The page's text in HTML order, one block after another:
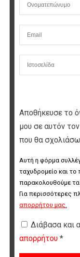
Αποθήκευσε το
μου σε αυτόν
που θα
Αυτή η φόρμα
ταχυδρομείο και
παρακολουθούμε τα
Για περισσότερες
απορρήτου μας
Διάβασα και
απορρήτου *